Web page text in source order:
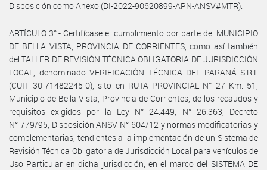
Disposición como Anexo (DI-2022-90620899-APN-ANSV#MTR).
ARTÍCULO 3°.- Certifícase el cumplimiento por parte del MUNICIPIO
DE BELLA VISTA, PROVINCIA DE CORRIENTES, como así también
del TALLER DE REVISIÓN TÉCNICA OBLIGATORIA DE JURISDICCIÓN
LOCAL, denominado VERIFICACIÓN TÉCNICA DEL PARANÁ S.R.L
(CUIT 30-71482245-0), sito en RUTA PROVINCIAL N° 27 Km. 51,
Municipio de Bella Vista, Provincia de Corrientes, de los recaudos y
requisitos exigidos por la Ley N° 24.449, N° 26.363, Decreto
N° 779/95, Disposición ANSV N° 604/12 y normas modificatorias y
complementarias, tendientes a la implementación de un Sistema de
Revisión Técnica Obligatoria de Jurisdicción Local para vehículos de
Uso Particular en dicha jurisdicción, en el marco del SISTEMA DE